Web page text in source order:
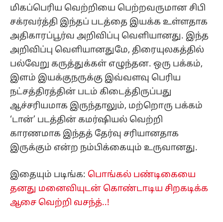
மிகப்பெரிய வெற்றியை பெற்றவருமான சிபி
சக்ரவர்த்தி இந்தப் படத்தை இயக்க உள்ளதாக
அதிகாரப்பூர்வ அறிவிப்பு வெளியானது. இந்த
அறிவிப்பு வெளியானதுமே, திரையுலகத்தில்
பல்வேறு கருத்துக்கள் எழுந்தன. ஒரு பக்கம்,
இளம் இயக்குநருக்கு இவ்வளவு பெரிய
நட்சத்திரத்தின் படம் கிடைத்திருப்பது
ஆச்சரியமாக இருந்தாலும், மற்றொரு பக்கம்
‘டான்’ படத்தின் கமர்ஷியல் வெற்றி
காரணமாக இந்தத் தேர்வு சரியானதாக
இருக்கும் என்ற நம்பிக்கையும் உருவானது.
இதையும் படிங்க: பொங்கல் பண்டிகையை
தனது மனைவியுடன் கொண்டாடிய சிறகடிக்க
ஆசை வெற்றி வசந்த்..!